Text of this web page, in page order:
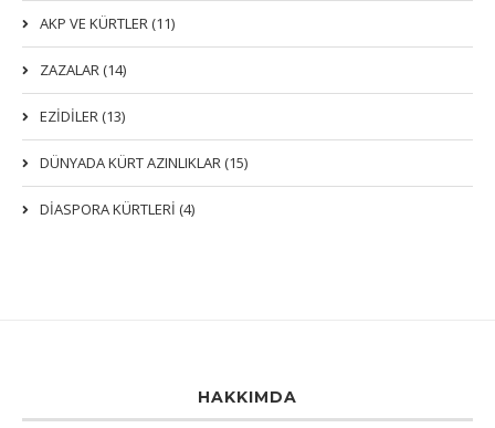
AKP VE KÜRTLER (11)
ZAZALAR (14)
EZIDILER (13)
DÜNYADA KÜRT AZINLIKLAR (15)
DİASPORA KÜRTLERİ (4)
HAKKIMDA